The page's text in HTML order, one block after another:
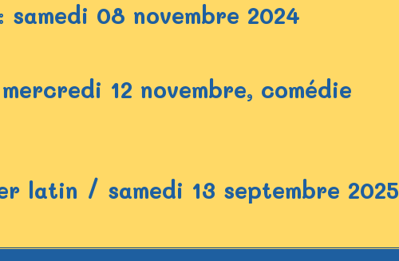
08 novembre 2024
12 novembre, comédie
latin / samedi 13 septembre 2025